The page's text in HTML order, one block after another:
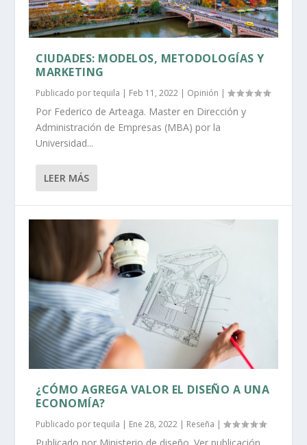
CIUDADES: MODELOS, METODOLOGÍAS Y
MARKETING
Publicado portequila | Feb 11, 2022 | Opinión |
Por Federico de Arteaga. Master en Dirección y
Administración de Empresas (MBA) por la
Universidad...
LEER MÁS
¿CÓMO AGREGA VALOR EL DISEÑO A UNA
ECONOMÍA?
Publicado portequila | Ene 28, 2022 | Reseña |